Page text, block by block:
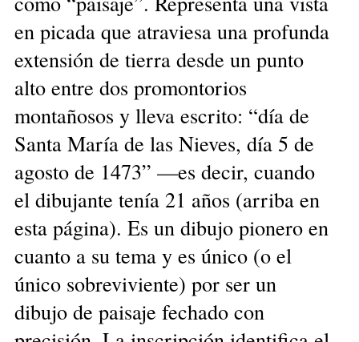
en picada que atraviesa una profunda
extensión de tierra desde un punto
alto entre dos promontorios
montañosos y lleva escrito: “día de
Santa María de las Nieves, día 5 de
agosto de 1473” —es decir, cuando
el dibujante tenía 21 años (arriba en
esta página). Es un dibujo pionero en
cuanto a su tema y es único (o el
único sobreviviente) por ser un
dibujo de paisaje fechado con